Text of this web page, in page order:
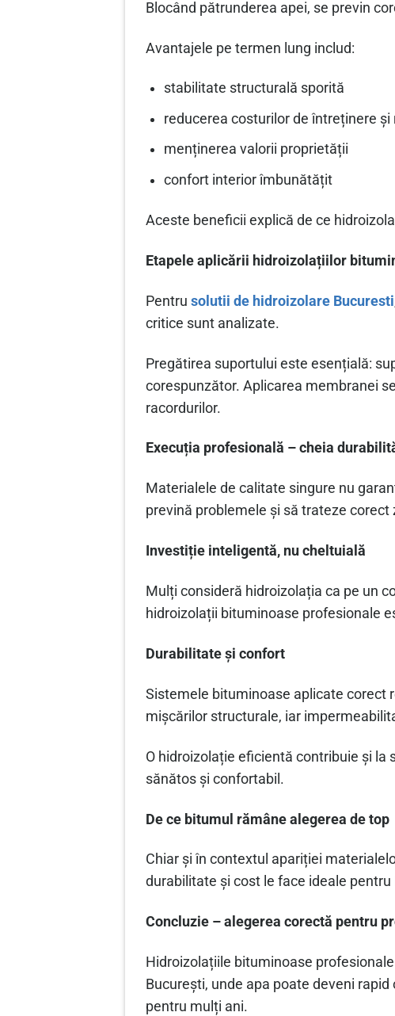
Blocând pătrunderea apei, se previn
Avantajele pe termen lung includ:
stabilitate structurală sporită
reducerea costurilor de întreținere și
menținerea valorii proprietății
confort interior îmbunătățit
Aceste beneficii explică de ce
Etapele aplicării hidroizolațiilor
Pentrusolutii de hidroizolare Bucuresti
critice sunt analizate.
Pregătirea suportului este esențială:
corespunzător. Aplicarea membranei
racordurilor.
Execuția profesională – cheia
Materialele de calitate singure nu
prevină problemele și să trateze
Investiție inteligentă, nu cheltuială
Mulți consideră hidroizolația ca pe un
hidroizolații bituminoase profesionale
Durabilitate și confort
Sistemele bituminoase aplicate corect
mișcărilor structurale, iar
O hidroizolație eficientă contribuie și
sănătos și confortabil.
De ce bitumul rămâne alegerea de top
Chiar și în contextul apariției
durabilitate și cost le face ideale pentru
Concluzie – alegerea corectă pentru
Hidroizolațiile bituminoase
București, unde apa poate deveni
pentru mulți ani.